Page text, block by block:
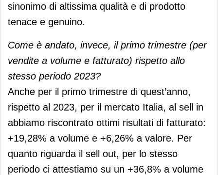
sinonimo di altissima qualità e di prodotto
tenace e genuino.
Come è andato, invece, il primo trimestre (per
vendite a volume e fatturato) rispetto allo
stesso periodo 2023?
Anche per il primo trimestre di quest’anno,
rispetto al 2023, per il mercato Italia, al sell in
abbiamo riscontrato ottimi risultati di fatturato:
+19,28% a volume e +6,26% a valore. Per
quanto riguarda il sell out, per lo stesso
periodo ci attestiamo su un +36,8% a volume